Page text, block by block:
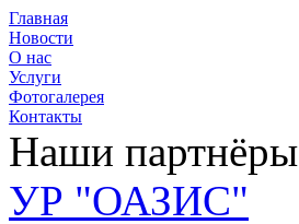
Главная
Новости
О нас
Услуги
Фотогалерея
Контакты
Наши партнёры
УР "ОАЗИС"